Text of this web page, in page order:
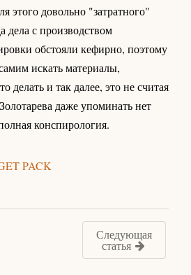
этого довольно "затратного"
дела с производством
обстояли кефирно, поэтому
искать материалы,
делать и так далее, это не считая
даже упоминать нет
конспирология.
PACK
Следующая
статья